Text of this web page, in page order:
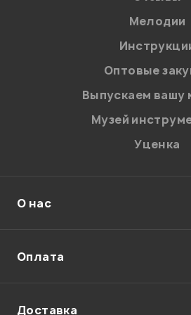
Я даю на обработку
Введите проверочное число:
Мелодии
Оптовые
Выпускаем вашу
Музей
Уценка
О нас
Оплата
Доставка